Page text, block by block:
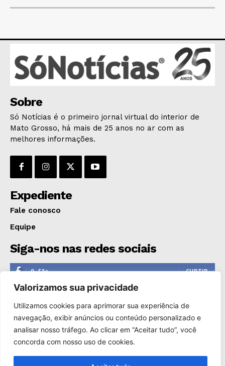
Valorizamos sua privacidade
Utilizamos cookies para aprimorar sua experiência de
navegação, exibir anúncios ou conteúdo personalizado e
analisar nosso tráfego. Ao clicar em “Aceitar tudo”, você
concorda com nosso uso de cookies.
Sobre
Só Notícias é o primeiro jornal virtual do interior de
Mato Grosso, há mais de 25 anos no ar com as
melhores informações.
Expediente
Fale conosco
Equipe
Siga-nos nas redes sociais
0 Fãs CURTIR
0 Seguidores
1,110 Seguidores SEGUIR
0 Inscritos INSCREVER